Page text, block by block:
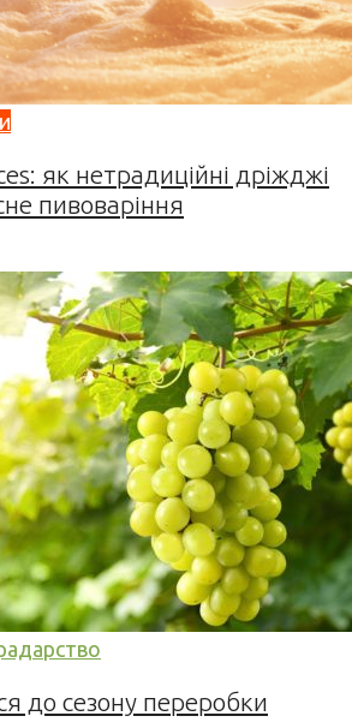
як нетрадиційні дріжджі
пивоваріння
до сезону переробки